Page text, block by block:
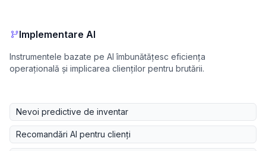
Implementare AI
Instrumentele bazate pe AI îmbunătățesc eficiența
operațională și implicarea clienților pentru brutării.
Nevoi predictive de inventar
Recomandări AI pentru clienți